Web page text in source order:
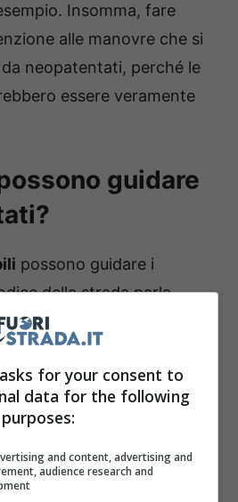
Insomma, fare
alle manovre che si
neopatentati, perché le
essere veramente
guidare
possono guidare i
della strada parla
Chi possiede la Patente
e/o detenere un veicolo
o superiore a 55 kW/t. In
di potenza e 75 Cv.
dal conseguimento della
avere un tasso
for your consent to
data for the following
purposes:
and content, advertising and
audience research and